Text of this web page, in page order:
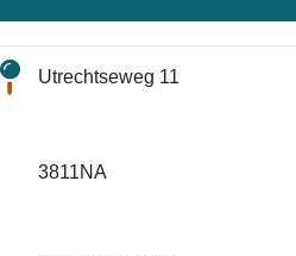
Utrechtseweg 11
3811NA